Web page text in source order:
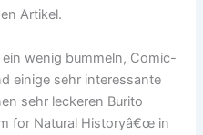
Artikel.
wenig bummeln, Comic-
einige sehr interessante
sehr leckeren Burito
for Natural Historyâ€œ in